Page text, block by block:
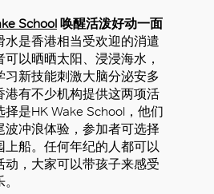
School 唤醒活泼好动一面
水是香港相当受欢迎的消遣
以晒晒太阳、浸浸海水，
习新技能刺激大脑分泌安多
港有不少机构提供这两项活
是HK Wake School，他们
波冲浪体验，参加者可选择
上船。任何年纪的人都可以
动，大家可以带孩子来感受